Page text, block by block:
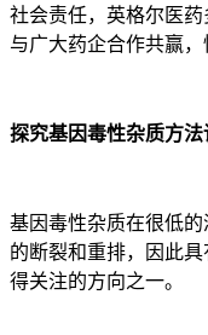
社会责任，英格尔医
与广大药企合作共赢
探究基因毒性杂质方
基因毒性杂质在很低
的断裂和重排，因此
得关注的方向之一。